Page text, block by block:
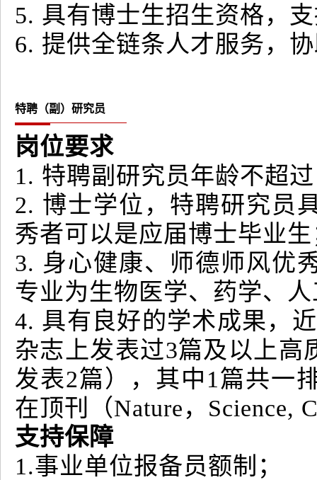
5. 具有博士生招生资格，
6. 提供全链条人才服务，
特聘（副）研究员
岗位要求
1. 特聘副研究员年龄不超
2. 博士学位，特聘研究员
秀者可以是应届博士毕业
3. 身心健康、师德师风优
专业为生物医学、药学、
4. 具有良好的学术成果，
杂志上发表过3篇及以上高
发表2篇），其中1篇共一
在顶刊（Nature，Science,
支持保障
1.事业单位报备员额制；